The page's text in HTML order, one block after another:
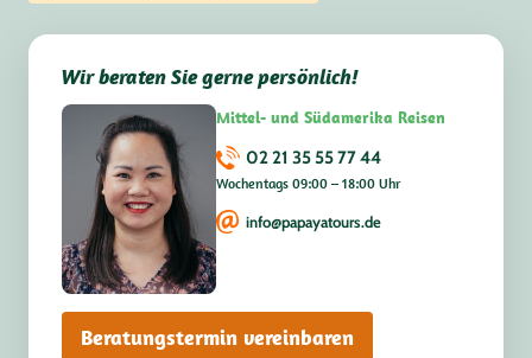
Wir beraten Sie gerne persönlich!
Mittel- und Südamerika Reisen
02 21 35 55 77 44
Wochentags 09:00 – 18:00 Uhr
info@papayatours.de
Beratungstermin vereinbaren